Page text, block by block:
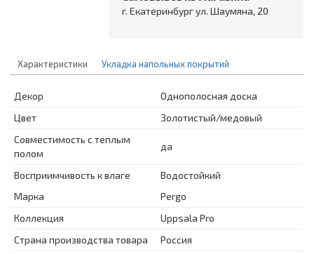
г. Екатеринбург ул. Шаумяна, 20
Характеристики Укладка напольных покрытий
Декор
Однополосная доска
Цвет
Золотистый/медовый
Совместимость с теплым
полом
да
Восприимчивость к влаге
Водостойкий
Марка
Pergo
Коллекция
Uppsala Pro
Страна производства товара
Россия